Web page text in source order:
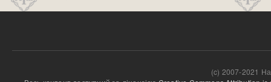
(c) 2007-2021